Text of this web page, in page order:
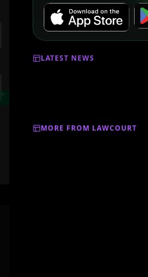
LATEST NEWS
MORE FROM LAWCOURT